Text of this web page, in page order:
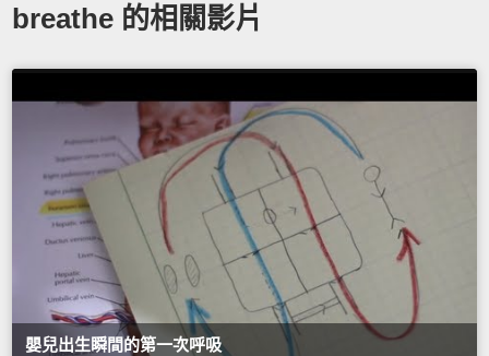
breathe 的相關影片
嬰兒出生瞬間的第一次呼吸